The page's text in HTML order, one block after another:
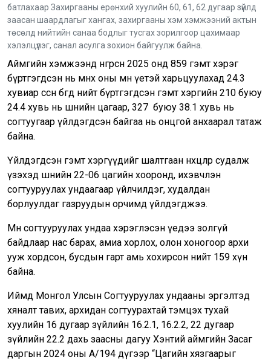
батлахаар Захиргааны ерөнхий хуулийн 60, 61, 62 дугаар зүйлд
заасан шаардлагыг хангах, захиргааны хэм хэмжээний актын
төсөлд нийтийн санаа бодлыг тусгах зорилгоор цахимаар
хэлэлцүүлэг, санал асулга зохион байгуулж байна.
Аймгийн хэмжээнд өнгөрсөн 2025 онд 859 гэмт хэрэг
бүртгэгдсэн нь өмнөх оны мөн үетэй харьцуулахад 24.3
хувиар өссөн бөгөөд нийт бүртгэгдсэн гэмт хэргийн 210 буюу
24.4 хувь нь шөнийн цагаар, 327 буюу 38.1 хувь нь
согтуугаар үйлдэгдсэн байгаа нь онцгой анхаарал татаж
байна.
Үйлдэгдсэн гэмт хэргүүдийг шалтгаан нөхцлөөр судалж
үзэхэд шөнийн 22-06 цагийн хооронд, ихэвчлэн
согтууруулах ундаагаар үйлчилдэг, худалдан
борлуулдаг газруудын орчимд үйлдэгджээ.
Мөн согтууруулах ундаа хэрэглэсэн үедээ золгүй
байдлаар нас барах, амиа хорлох, олон хоногоор архи
ууж хордсон, бусдын гарт амь хохирсон нийт 159 хүн
байна.
Иймд Монгол Улсын Согтууруулах ундааны эргэлтэд
хяналт тавих, архидан согтуурахтай тэмцэх тухай
хуулийн 16 дугаар зүйлийн 16.2.1, 16.2.2, 22 дугаар
зүйлийн 22.2 дахь заасны дагуу Хэнтий аймгийн Засаг
даргын 2024 оны А/194 дүгээр “Цагийн хязгаарыг